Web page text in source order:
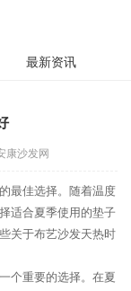
最新资讯
康沙发网
最佳选择。随着温度
适合夏季使用的垫子
关于布艺沙发天热时
个重要的选择。在夏